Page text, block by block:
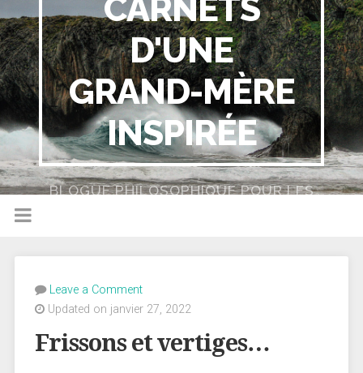
CARNETS
D'UNE
GRAND-MÈRE
INSPIRÉE
BLOGUE PHILOSOPHIQUE POUR LES
Leave a Comment
Updated on janvier 27, 2022
Frissons et vertiges…